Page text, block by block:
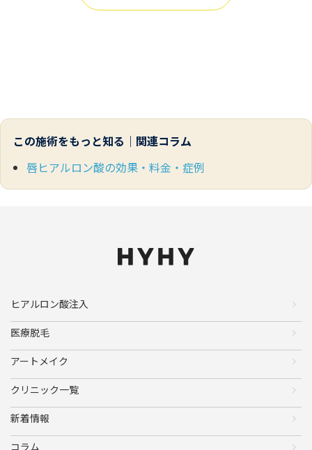
この施術をもっと知る｜関連コラム
唇ヒアルロン酸の効果・料金・症例
ヒアルロン酸注入
医療脱毛
アートメイク
クリニック一覧
新着情報
コラム